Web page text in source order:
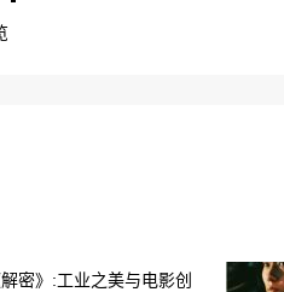
解密》:工业之美与电影创